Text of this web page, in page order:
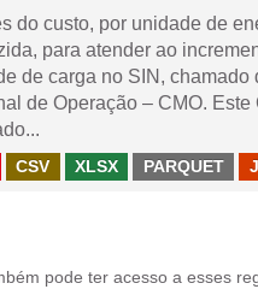
do custo, por unidade de
para atender ao
de carga no SIN, chamado
de Operação – CMO. Este
CSV XLSX PARQUET
pode ter acesso a esses